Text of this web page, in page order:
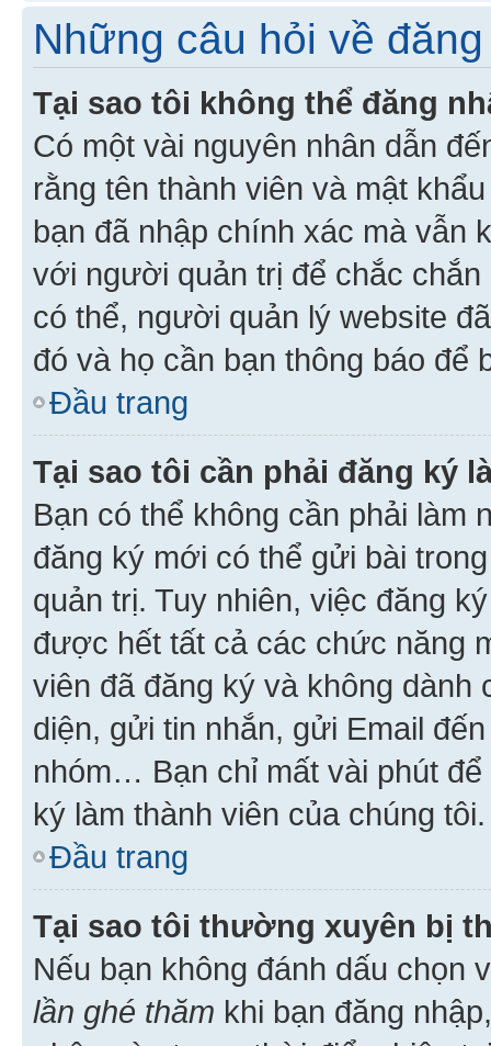
Những câu hỏi về
Tại sao tôi không thể đăng
Có một vài nguyên nhân dẫn
rằng tên thành viên và mật
bạn đã nhập chính xác mà vẫn
với người quản trị để chắc
có thể, người quản lý website
đó và họ cần bạn thông báo để
Đầu trang
Tại sao tôi cần phải đăng ký
Bạn có thể không cần phải làm
đăng ký mới có thể gửi bài
quản trị. Tuy nhiên, việc đăng
được hết tất cả các chức năng
viên đã đăng ký và không
diện, gửi tin nhắn, gửi Email
nhóm… Bạn chỉ mất vài phút
ký làm thành viên của chúng tôi.
Đầu trang
Tại sao tôi thường xuyên bị
Nếu bạn không đánh dấu chọn
lần ghé thăm khi bạn đăng